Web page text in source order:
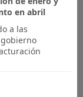
en abril
a las